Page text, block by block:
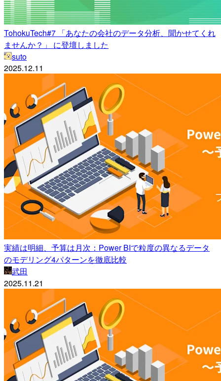
TohokuTech#7 「あなたの会社のデータ分析、聞かせてくれ
ませんか？」 に登壇しました
suto
2025.12.11
実績は明細、予算は月次：Power BIで粒度の異なるデータ
のモデリング4パターンを徹底比較
武田
2025.11.21